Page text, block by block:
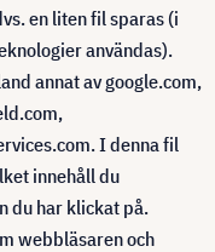
en liten fil sparas (i
användas).
annat av google.com,
I denna fil
innehåll du
du har klickat på.
webbläsaren och